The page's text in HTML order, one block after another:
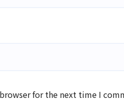
for the next time I